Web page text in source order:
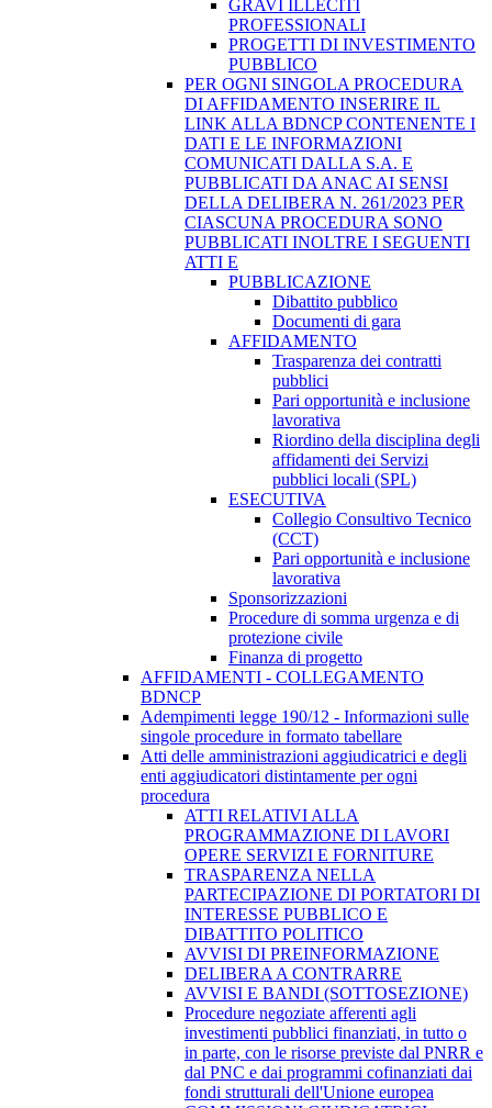
GRAVI ILLECITI
PROFESSIONALI
PROGETTI DI INVESTIMENTO
PUBBLICO
PER OGNI SINGOLA PROCEDURA
DI AFFIDAMENTO INSERIRE IL
LINK ALLA BDNCP CONTENENTE I
DATI E LE INFORMAZIONI
COMUNICATI DALLA S.A. E
PUBBLICATI DA ANAC AI SENSI
DELLA DELIBERA N. 261/2023 PER
CIASCUNA PROCEDURA SONO
PUBBLICATI INOLTRE I SEGUENTI
ATTI E
PUBBLICAZIONE
Dibattito pubblico
Documenti di gara
AFFIDAMENTO
Trasparenza dei contratti
pubblici
Pari opportunità e inclusione
lavorativa
Riordino della disciplina degli
affidamenti dei Servizi
pubblici locali (SPL)
ESECUTIVA
Collegio Consultivo Tecnico
(CCT)
Pari opportunità e inclusione
lavorativa
Sponsorizzazioni
Procedure di somma urgenza e di
protezione civile
Finanza di progetto
AFFIDAMENTI - COLLEGAMENTO
BDNCP
Adempimenti legge 190/12 - Informazioni sulle
singole procedure in formato tabellare
Atti delle amministrazioni aggiudicatrici e degli
enti aggiudicatori distintamente per ogni
procedura
ATTI RELATIVI ALLA
PROGRAMMAZIONE DI LAVORI
OPERE SERVIZI E FORNITURE
TRASPARENZA NELLA
PARTECIPAZIONE DI PORTATORI DI
INTERESSE PUBBLICO E
DIBATTITO POLITICO
AVVISI DI PREINFORMAZIONE
DELIBERA A CONTRARRE
AVVISI E BANDI (SOTTOSEZIONE)
Procedure negoziate afferenti agli
investimenti pubblici finanziati, in tutto o
in parte, con le risorse previste dal PNRR e
dal PNC e dai programmi cofinanziati dai
fondi strutturali dell'Unione europea